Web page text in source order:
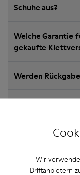
Wir
Drittanbietern
Schuhe aus?
Welche Garantie
gekaufte
Werden